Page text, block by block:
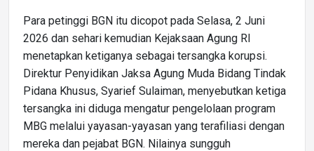
Para petinggi BGN itu dicopot pada Selasa, 2 Juni
2026 dan sehari kemudian Kejaksaan Agung RI
menetapkan ketiganya sebagai tersangka korupsi.
Direktur Penyidikan Jaksa Agung Muda Bidang Tindak
Pidana Khusus, Syarief Sulaiman, menyebutkan ketiga
tersangka ini diduga mengatur pengelolaan program
MBG melalui yayasan-yayasan yang terafiliasi dengan
mereka dan pejabat BGN. Nilainya sungguh